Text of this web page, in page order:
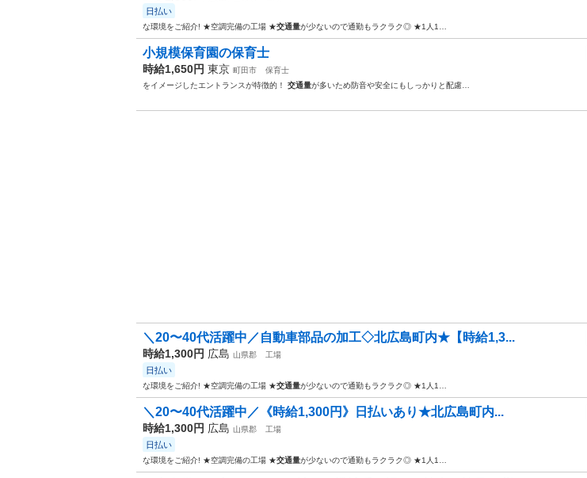
日払い
な環境をご紹介! ★空調完備の工場 ★交通量が少ないので通勤もラクラク◎ ★1人1…
小規模保育園の保育士
時給1,650円 東京 町田市
保育士
をイメージしたエントランスが特徴的！ 交通量が多いため防音や安全にもしっかりと配慮…
＼20〜40代活躍中／自動車部品の加工◇北広島町内★【時給1,3...
時給1,300円 広島 山県郡 工場
日払い
な環境をご紹介! ★空調完備の工場 ★交通量が少ないので通勤もラクラク◎ ★1人1…
＼20〜40代活躍中／《時給1,300円》日払いあり★北広島町内...
時給1,300円 広島 山県郡 工場
日払い
な環境をご紹介! ★空調完備の工場 ★交通量が少ないので通勤もラクラク◎ ★1人1…